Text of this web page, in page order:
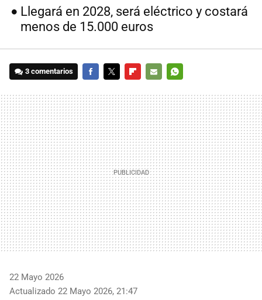
Llegará en 2028, será eléctrico y costará
menos de 15.000 euros
3 comentarios
MAIL
22 Mayo 2026
Actualizado 22 Mayo 2026, 21:47